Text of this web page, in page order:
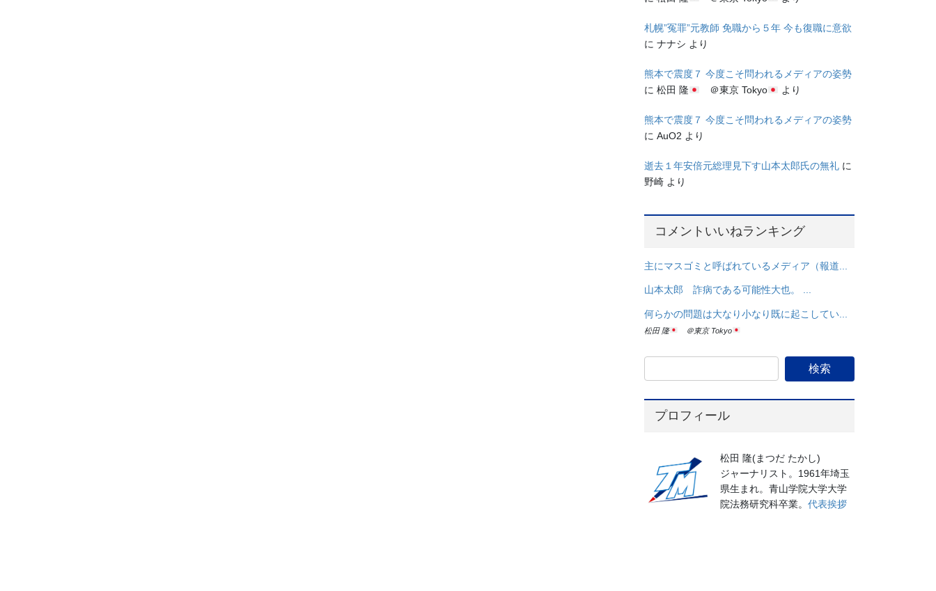
札幌”冤罪”元教師 免職から５年 今も復職に意欲
にナナシ より
熊本で震度７ 今度こそ問われるメディアの姿勢
に松田 隆 ＠東京 Tokyo より
熊本で震度７ 今度こそ問われるメディアの姿勢
にAuO2 より
逝去１年安倍元総理見下す山本太郎氏の無礼 に
野崎 より
コメントいいねランキング
主にマスゴミと呼ばれているメディア（報道...
山本太郎 詐病である可能性大也。 ...
何らかの問題は大なり小なり既に起こしてい...
松田 隆 ＠東京 Tokyo
プロフィール
松田 隆(まつだ たかし)
ジャーナリスト。1961年埼玉
県生まれ。青山学院大学大学
院法務研究科卒業。代表挨拶